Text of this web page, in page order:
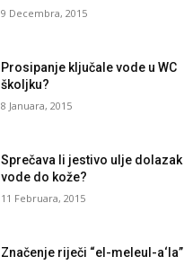
9 Decembra, 2015
Prosipanje ključale vode u WC
školjku?
8 Januara, 2015
Sprečava li jestivo ulje dolazak
vode do kože?
11 Februara, 2015
Značenje riječi “el-meleul-a‘la”